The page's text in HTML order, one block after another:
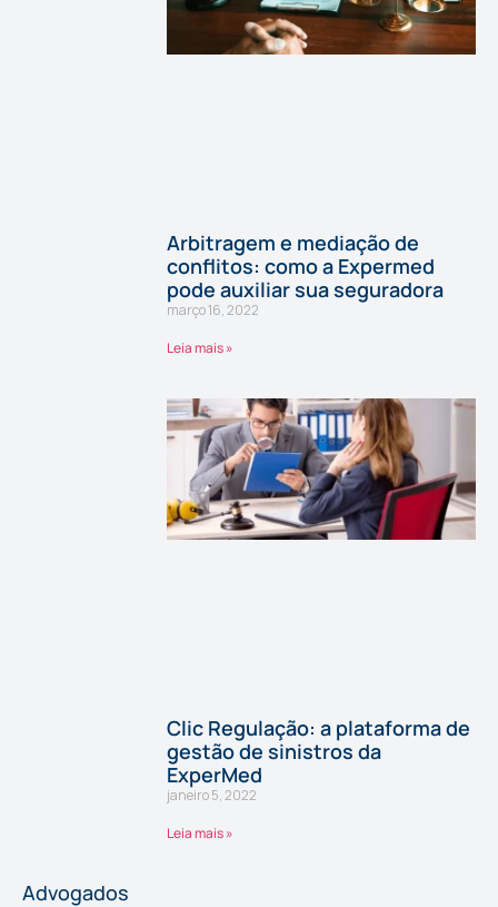
Arbitragem e mediação de
conflitos: como a Expermed
pode auxiliar sua seguradora
março 16, 2022
Leia mais »
Clic Regulação: a plataforma de
gestão de sinistros da
ExperMed
janeiro 5, 2022
Leia mais »
Advogados